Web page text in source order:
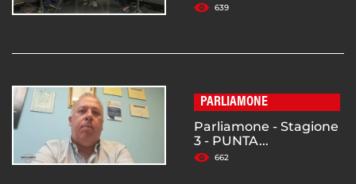
639
PARLIAMONE
Parliamone - Stagione
3 - PUNTA...
662